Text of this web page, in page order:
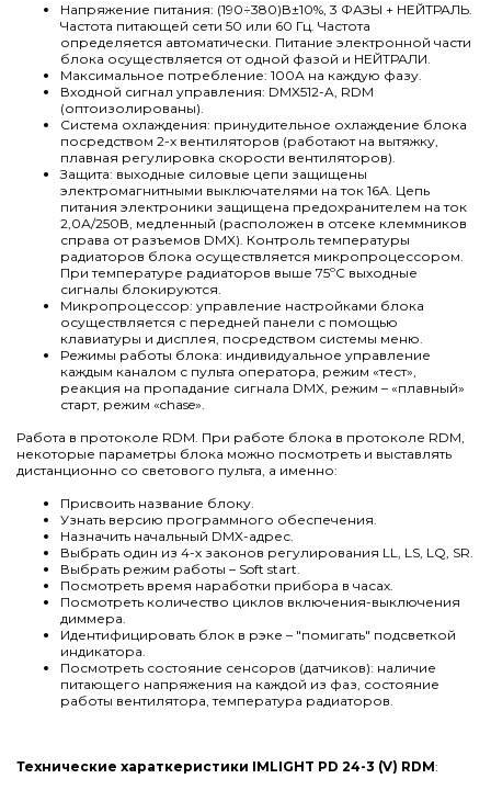
Напряжение питания: (190÷380)В±10%, 3 ФАЗЫ + НЕЙТРАЛЬ.
Частота питающей сети 50 или 60 Гц. Частота
определяется автоматически. Питание электронной части
блока осуществляется от одной фазой и НЕЙТРАЛИ.
Максимальное потребление: 100А на каждую фазу.
Входной сигнал управления: DMX512-A, RDM
(оптоизолированы).
Система охлаждения: принудительное охлаждение блока
посредством 2-х вентиляторов (работают на вытяжку,
плавная регулировка скорости вентиляторов).
Защита: выходные силовые цепи защищены
электромагнитными выключателями на ток 16А. Цепь
питания электроники защищена предохранителем на ток
2,0А/250В, медленный (расположен в отсеке клеммников
справа от разъемов DMX). Контроль температуры
радиаторов блока осуществляется микропроцессором.
При температуре радиаторов выше 75ºС выходные
сигналы блокируются.
Микропроцессор: управление настройками блока
осуществляется с передней панели с помощью
клавиатуры и дисплея, посредством системы меню.
Режимы работы блока: индивидуальное управление
каждым каналом с пульта оператора, режим «тест»,
реакция на пропадание сигнала DMX, режим – «плавный»
старт, режим «chase».
Работа в протоколе RDM. При работе блока в протоколе RDM,
некоторые параметры блока можно посмотреть и выставлять
дистанционно со светового пульта, а именно:
Присвоить название блоку.
Узнать версию программного обеспечения.
Назначить начальный DMX-адрес.
Выбрать один из 4-х законов регулирования LL, LS, LQ, SR.
Выбрать режим работы – Soft start.
Посмотреть время наработки прибора в часах.
Посмотреть количество циклов включения-выключения
диммера.
Идентифицировать блок в рэке – "помигать" подсветкой
индикатора.
Посмотреть состояние сенсоров (датчиков): наличие
питающего напряжения на каждой из фаз, состояние
работы вентилятора, температура радиаторов.
Технические хараткеристики IMLIGHT PD 24-3 (V) RDM: